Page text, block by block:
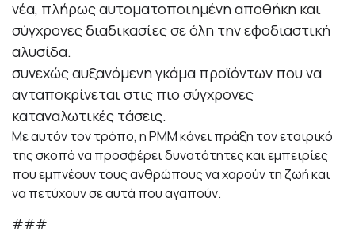
νέα, πλήρως αυτοματοποιημένη αποθήκη και
σύγχρονες διαδικασίες σε όλη την εφοδιαστική
αλυσίδα.
συνεχώς αυξανόμενη γκάμα προϊόντων που να
ανταποκρίνεται στις πιο σύγχρονες
καταναλωτικές τάσεις.
Με αυτόν τον τρόπο, η PMM κάνει πράξη τον εταιρικό
της σκοπό να προσφέρει δυνατότητες και εμπειρίες
που εμπνέουν τους ανθρώπους να χαρούν τη ζωή και
να πετύχουν σε αυτά που αγαπούν.
###